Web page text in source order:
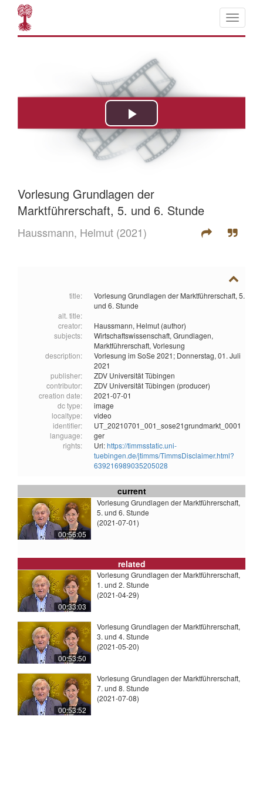
Vorlesung Grundlagen der
Marktführerschaft, 5. und 6. Stunde
Haussmann, Helmut (2021)
title:
Vorlesung Grundlagen der Marktführerschaft, 5.
und 6. Stunde
alt. title:
creator:
Haussmann, Helmut (author)
subjects:
Wirtschaftswissenschaft, Grundlagen,
Marktführerschaft, Vorlesung
description:
Vorlesung im SoSe 2021; Donnerstag, 01. Juli
2021
publisher:
ZDV Universität Tübingen
contributor:
ZDV Universität Tübingen (producer)
creation date:
2021-07-01
dc type:
image
localtype:
video
identifier:
UT_20210701_001_sose21grundmarkt_0001
language:
ger
rights:
Url:https://timmsstatic.uni-
tuebingen.de/jtimms/TimmsDisclaimer.html?
639216989035205028
current
00:56:05
Vorlesung Grundlagen der Marktführerschaft,
5. und 6. Stunde
(2021-07-01)
related
00:33:03
Vorlesung Grundlagen der Marktführerschaft,
1. und 2. Stunde
(2021-04-29)
00:53:50
Vorlesung Grundlagen der Marktführerschaft,
3. und 4. Stunde
(2021-05-20)
00:53:52
Vorlesung Grundlagen der Marktführerschaft,
7. und 8. Stunde
(2021-07-08)